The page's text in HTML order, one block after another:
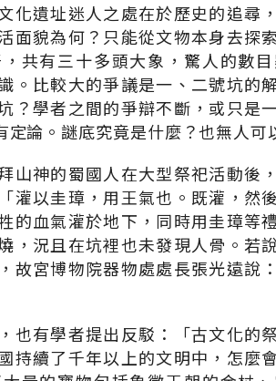
化遺址迷人之處在於歷史的追尋
面貌為何？只能從文物本身去探
共有三十多頭大象，驚人的數
。比較大的爭議是一、二號坑的
？學者之間的爭辯不斷，或只是
論。謎底究竟是什麼？也無人可
山神的蜀國人在大型祭祀活動後
灌以圭璋，用王氣也。既灌，然
的血氣灌於地下，同時用圭璋等
，況且在坑裡也未發現人骨。若
故宮博物院器物處處長張光遠說
也有學者提出反駁：「古文化的
持續了千年以上的文明中，怎麼